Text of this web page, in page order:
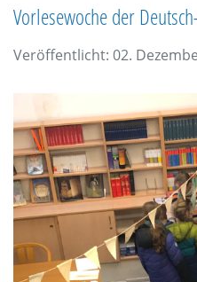
Vorlesewoche der
Veröffentlicht: 02.